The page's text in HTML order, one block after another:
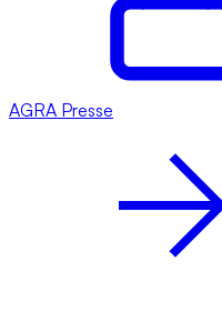
AGRA Presse